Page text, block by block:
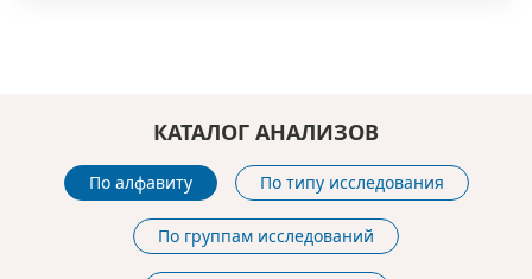
КАТАЛОГ АНАЛИЗОВ
По алфавиту По типу исследования
По группам исследований